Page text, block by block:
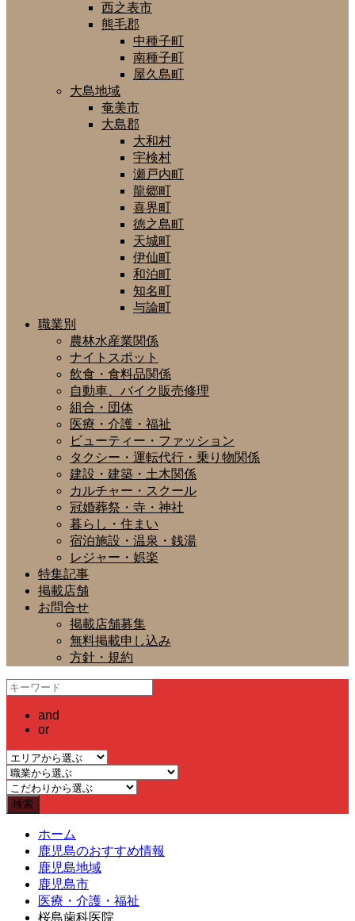
西之表市
熊毛郡
中種子町
南種子町
屋久島町
大島地域
奄美市
大島郡
大和村
宇検村
瀬戸内町
龍郷町
喜界町
徳之島町
天城町
伊仙町
和泊町
知名町
与論町
職業別
農林水産業関係
ナイトスポット
飲食・食料品関係
自動車、バイク販売修理
組合・団体
医療・介護・福祉
ビューティー・ファッション
タクシー・運転代行・乗り物関係
建設・建築・土木関係
カルチャー・スクール
冠婚葬祭・寺・神社
暮らし・住まい
宿泊施設・温泉・銭湯
レジャー・娯楽
特集記事
掲載店舗
お問合せ
掲載店舗募集
無料掲載申し込み
方針・規約
and
or
ホーム
鹿児島のおすすめ情報
鹿児島地域
鹿児島市
医療・介護・福祉
桜島歯科医院